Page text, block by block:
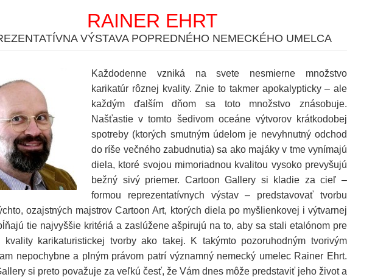
RAINER EHRT
VÝSTAVA POPREDNÉHO NEMECKÉHO UMELCA
Každodenne vzniká na svete nesmierne množstvo
karikatúr rôznej kvality. Znie to takmer apokalypticky – ale
každým ďalším dňom sa toto množstvo znásobuje.
Našťastie v tomto šedivom oceáne výtvorov krátkodobej
spotreby (ktorých smutným údelom je nevyhnutný odchod
do ríše večného zabudnutia) sa ako majáky v tme vynímajú
diela, ktoré svojou mimoriadnou kvalitou vysoko prevyšujú
bežný sivý priemer. Cartoon Gallery si kladie za cieľ –
formou reprezentatívnych výstav – predstavovať tvorbu
ozajstných majstrov Cartoon Art, ktorých diela po myšlienkovej i výtvarnej
tie najvyššie kritériá a zaslúžene ašpirujú na to, aby sa stali etalónom pre
kvality karikaturistickej tvorby ako takej. K takýmto pozoruhodným tvorivým
nepochybne a plným právom patrí významný nemecký umelec Rainer Ehrt.
si preto považuje za veľkú česť, že Vám dnes môže predstaviť jeho život a